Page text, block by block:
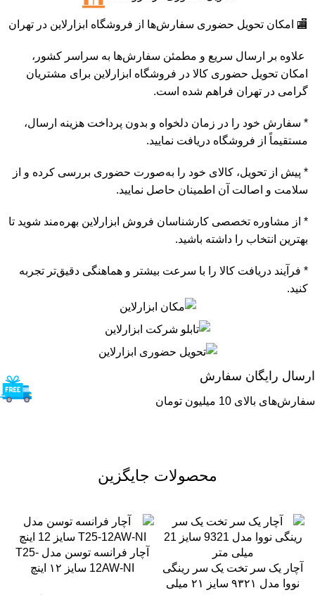
🏬 امکان تحویل حضوری سفارش‌ها از فروشگاه ابزارلاین در تهران
علاوه بر ارسال سریع و مطمئن سفارش‌ها به سراسر کشور،
امکان تحویل حضوری کالا در فروشگاه ابزارلاین برای مشتریان
گرامی در تهران فراهم شده است.
* سفارش خود را در زمان دلخواه و بدون پرداخت هزینه ارسال،
مستقیماً از فروشگاه دریافت نمایید.
* پیش از تحویل، کالای خود را به‌صورت حضوری بررسی کرده و از
سلامت و اصالت آن اطمینان حاصل نمایید.
* از مشاوره تخصصی کارشناسان فروش ابزارلاین بهره‌مند شوید تا
بهترین انتخاب را داشته باشید.
* فرآیند دریافت کالا را با سرعت بیشتر و هماهنگی دقیق‌تر تجربه
کنید.
ارسال رایگان سفارش
سفارش‌های بالای 10 میلیون تومان
محصولات جایگزین
آچار یک سر تخت یک سر رینگی
نووا مدل ۹۳۲۱ سایز ۲۱ میلی
آچار فرانسه توسن مدل T25-
12AW-NI سایز ۱۲ اینچ